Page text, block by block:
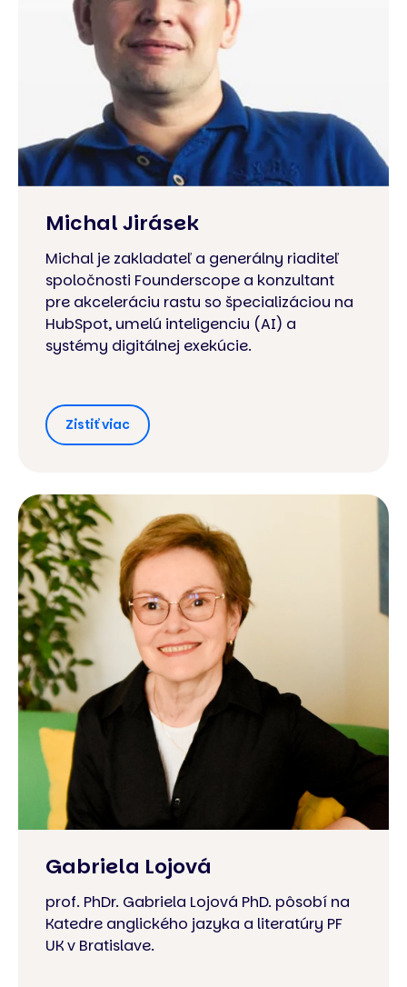
Michal Jirásek
Michal je zakladateľ a generálny riaditeľ
spoločnosti Founderscope a konzultant
pre akceleráciu rastu so špecializáciou na
HubSpot, umelú inteligenciu (AI) a
systémy digitálnej exekúcie.
Zistiť viac
Gabriela Lojová
prof. PhDr. Gabriela Lojová PhD. pôsobí na
Katedre anglického jazyka a literatúry PF
UK v Bratislave.